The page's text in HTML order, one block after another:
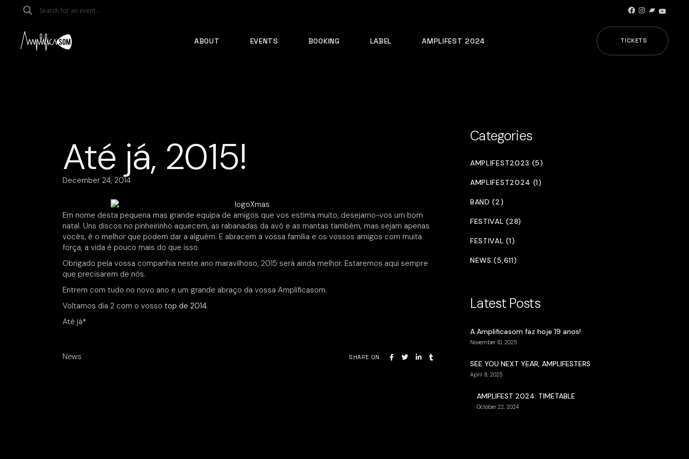
Facebook
Instagram
Bandcamp
ABOUT EVENTS BOOKING LABEL AMPLIFEST 2024 TICKETS
Até já, 2015!
December 24, 2014
Em nome desta pequena mas grande equipa de amigos que vos estima muito, desejamo-vos um bom
natal. Uns discos no pinheirinho aquecem, as rabanadas da avó e as mantas também, mas sejam apenas
vocês, é o melhor que podem dar a alguém. E abracem a vossa família e os vossos amigos com muita
força, a vida é pouco mais do que isso.
Obrigado pela vossa companhia neste ano maravilhoso, 2015 será ainda melhor. Estaremos aqui sempre
que precisarem de nós.
Entrem com tudo no novo ano e um grande abraço da vossa Amplificasom.
Voltamos dia 2 com o vosso top de 2014.
Até já*
News SHARE ON
Categories
AMPLIFEST2023 (5)
AMPLIFEST2024 (1)
BAND (2)
FESTIVAL (28)
FESTIVAL (1)
NEWS (5,611)
Latest Posts
A Amplificasom faz hoje 19 anos!
November 10, 2025
SEE YOU NEXT YEAR, AMPLIFESTERS
April 8, 2025
AMPLIFEST 2024: TIMETABLE
October 22, 2024